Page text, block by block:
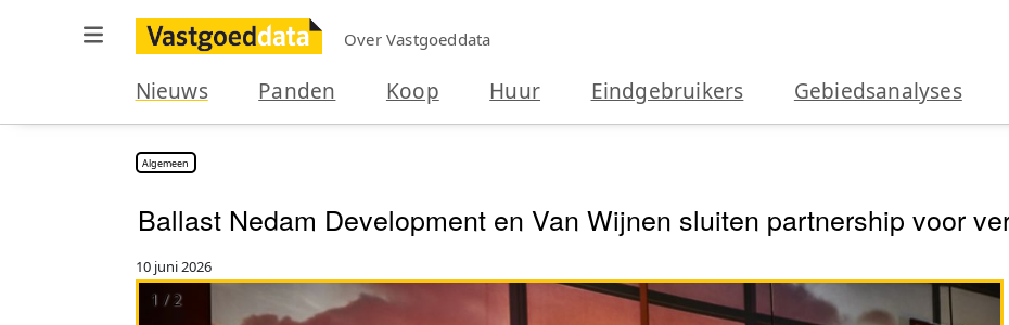
Over Vastgoeddata
Nieuws Panden Koop Huur Eindgebruikers Gebiedsanalyses
Algemeen
Ballast Nedam Development en Van Wijnen sluiten partnership voor
10 juni 2026
1 / 2